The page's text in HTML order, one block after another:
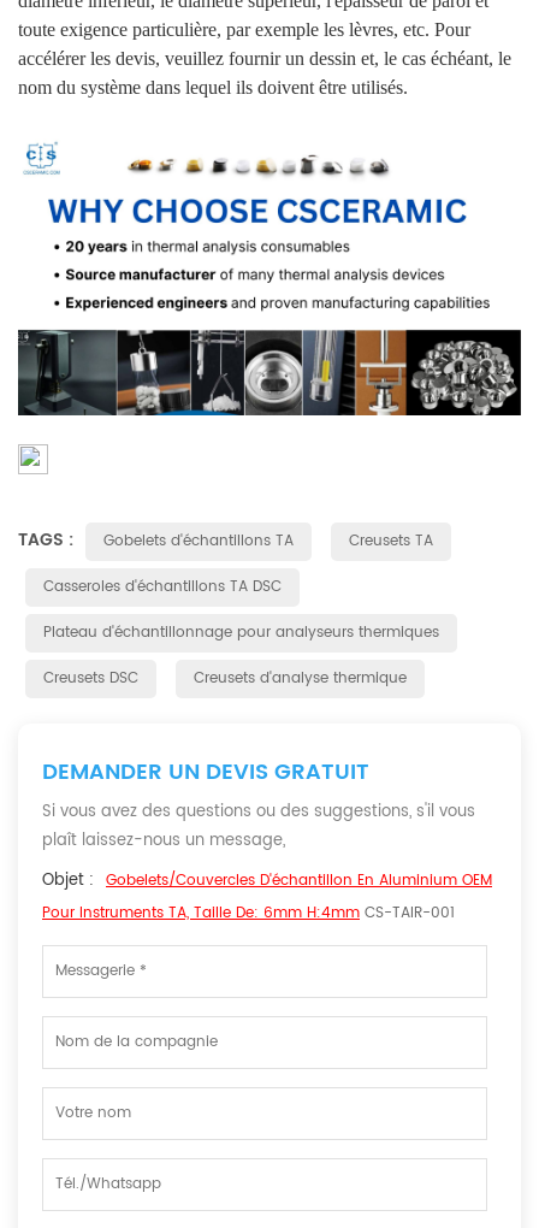
toute exigence particulière, par exemple les lèvres, etc. Pour
accélérer les devis, veuillez fournir un dessin et, le cas échéant, le
nom du système dans lequel ils doivent être utilisés.
TAGS : Gobelets d'échantillons TA
Creusets TA
Casseroles d'échantillons TA DSC
Plateau d'échantillonnage pour analyseurs thermiques
Creusets DSC
Creusets d'analyse thermique
DEMANDER UN DEVIS GRATUIT
Si vous avez des questions ou des suggestions, s'il vous
plaît laissez-nous un message,
Objet : Gobelets/couvercles D'échantillon En Aluminium OEM
Pour Instruments TA, Taille De: 6mm H:4mm CS-TAIR-001